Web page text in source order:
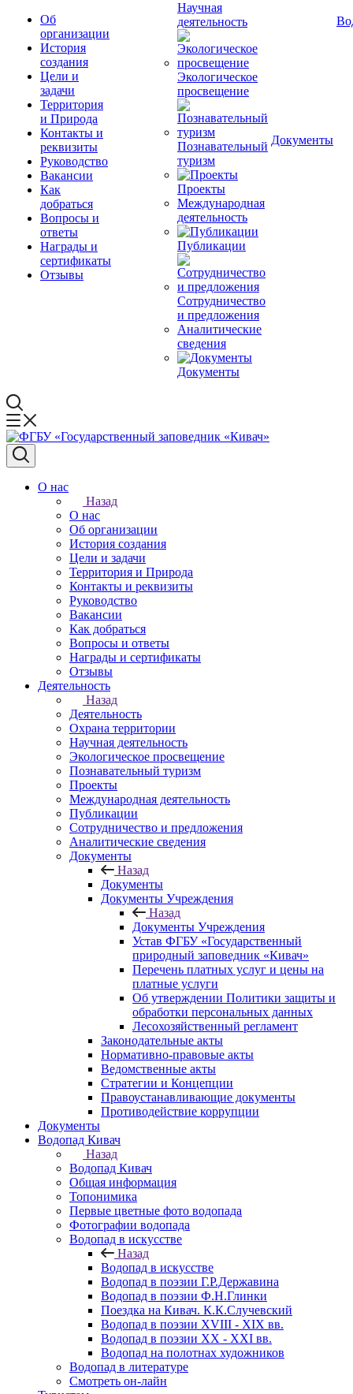
Об
организации
История
создания
Цели и
задачи
Территория
и Природа
Контакты и
реквизиты
Руководство
Вакансии
Как
добраться
Вопросы и
ответы
Награды и
сертификаты
Отзывы
Научная
деятельность
Экологическое
просвещение
Познавательный
туризм
Проекты
Международная
деятельность
Публикации
Сотрудничество
и предложения
Аналитические
сведения
Документы
Документы
О нас
Назад
О нас
Об организации
История создания
Цели и задачи
Территория и Природа
Контакты и реквизиты
Руководство
Вакансии
Как добраться
Вопросы и ответы
Награды и сертификаты
Отзывы
Деятельность
Назад
Деятельность
Охрана территории
Научная деятельность
Экологическое просвещение
Познавательный туризм
Проекты
Международная деятельность
Публикации
Сотрудничество и предложения
Аналитические сведения
Документы
Назад
Документы
Документы Учреждения
Назад
Документы Учреждения
Устав ФГБУ «Государственный
природный заповедник «Кивач»
Перечень платных услуг и цены на
платные услуги
Об утверждении Политики защиты и
обработки персональных данных
Лесохозяйственный регламент
Законодательные акты
Нормативно-правовые акты
Ведомственные акты
Стратегии и Концепции
Правоустанавливающие документы
Противодействие коррупции
Документы
Водопад Кивач
Назад
Водопад Кивач
Общая информация
Топонимика
Первые цветные фото водопада
Фотографии водопада
Водопад в искусстве
Назад
Водопад в искусстве
Водопад в поэзии Г.Р.Державина
Водопад в поэзии Ф.Н.Глинки
Поездка на Кивач. К.К.Случевский
Водопад в поэзии XVIII - XIX вв.
Водопад в поэзии XX - XXI вв.
Водопад на полотнах художников
Водопад в литературе
Смотреть он-лайн